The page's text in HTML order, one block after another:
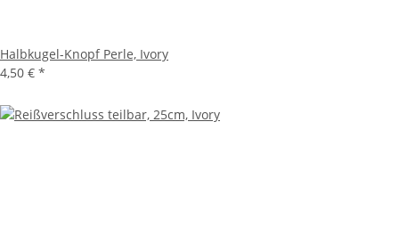
Halbkugel-Knopf Perle, Ivory
4,50 € *